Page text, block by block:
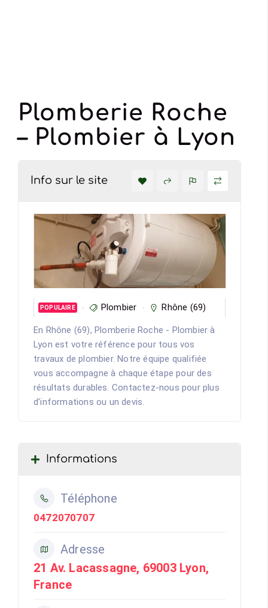
Plomberie Roche
– Plombier à Lyon
Info sur le site
POPULAIRE Plombier Rhône (69)
En Rhône (69), Plomberie Roche - Plombier à
Lyon est votre référence pour tous vos
travaux de plombier. Notre équipe qualifiée
vous accompagne à chaque étape pour des
résultats durables. Contactez-nous pour plus
d'informations ou un devis.
Informations
Téléphone
0472070707
Adresse
21 Av. Lacassagne, 69003 Lyon,
France